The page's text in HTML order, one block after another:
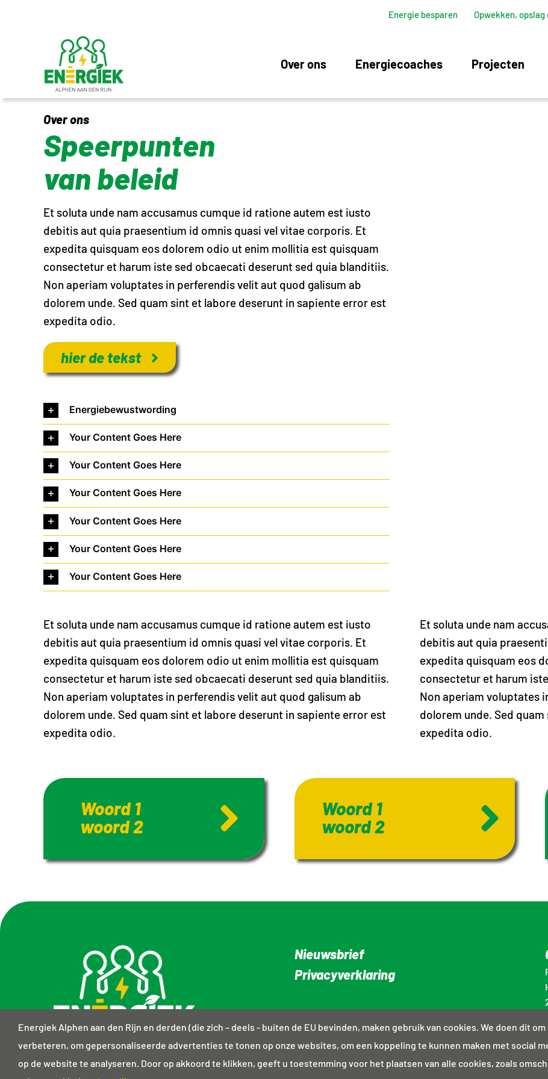
Energie besparen Opwekken, opslag
Over ons Energiecoaches Projecten
Over ons
Speerpunten
van beleid
Et soluta unde nam accusamus cumque id ratione autem est iusto
debitis aut quia praesentium id omnis quasi vel vitae corporis. Et
expedita quisquam eos dolorem odio ut enim mollitia est quisquam
consectetur et harum iste sed obcaecati deserunt sed quia blanditiis.
Non aperiam voluptates in perferendis velit aut quod galisum ab
dolorem unde. Sed quam sint et labore deserunt in sapiente error est
expedita odio.
hier de tekst
Energiebewustwording
Your Content Goes Here
Your Content Goes Here
Your Content Goes Here
Your Content Goes Here
Your Content Goes Here
Your Content Goes Here
Et soluta unde nam accusamus cumque id ratione autem est iusto
debitis aut quia praesentium id omnis quasi vel vitae corporis. Et
expedita quisquam eos dolorem odio ut enim mollitia est quisquam
consectetur et harum iste sed obcaecati deserunt sed quia blanditiis.
Non aperiam voluptates in perferendis velit aut quod galisum ab
dolorem unde. Sed quam sint et labore deserunt in sapiente error est
expedita odio.
Et soluta unde nam
debitis aut quia
expedita quisquam eos
consectetur et harum
Non aperiam voluptates
dolorem unde. Sed
expedita odio.
Woord 1
woord 2
Woord 1
woord 2
Nieuwsbrief
Privacyverklaring
Energiek Alphen aan den Rijn en derden (die zich – deels - buiten de EU bevinden, maken gebruik van cookies. We doen dit
verbeteren, om gepersonaliseerde advertenties te tonen op onze websites, om een koppeling te kunnen maken met social
op de website te analyseren. Door op akkoord te klikken, geeft u toestemming voor het plaatsen van alle cookies, zoals